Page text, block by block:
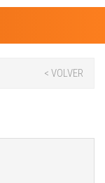
< VOLVER